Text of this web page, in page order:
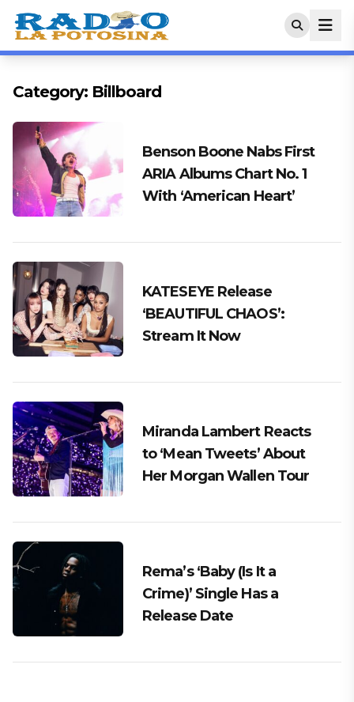
Category: Billboard
Benson Boone Nabs First
ARIA Albums Chart No. 1
With ‘American Heart’
KATESEYE Release
‘BEAUTIFUL CHAOS’:
Stream It Now
Miranda Lambert Reacts
to ‘Mean Tweets’ About
Her Morgan Wallen Tour
Rema’s ‘Baby (Is It a
Crime)’ Single Has a
Release Date